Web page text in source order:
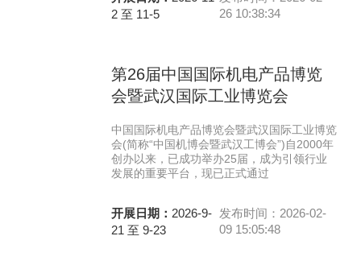
2 至 11-5
26 10:38:34
第26届中国国际机电产品博览
会暨武汉国际工业博览会
中国国际机电产品博览会暨武汉国际工业博览
会(简称“中国机博会暨武汉工博会”)自2000年
创办以来，已成功举办25届，成为引领行业
发展的重要平台，现已正式通过
开展日期： 2026-9-
21 至 9-23
发布时间：2026-02-
09 15:05:48